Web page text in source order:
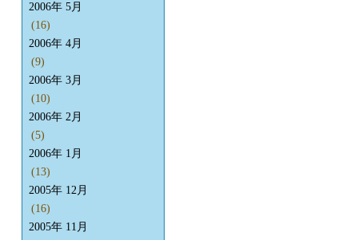
2006年 5月
(16)
2006年 4月
(9)
2006年 3月
(10)
2006年 2月
(5)
2006年 1月
(13)
2005年 12月
(16)
2005年 11月